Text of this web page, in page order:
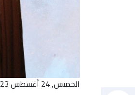
الخميس, 24 أغسطس 2023